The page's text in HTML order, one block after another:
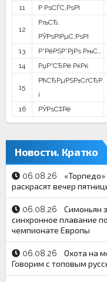
11
Р РѕСЃС‚РѕРІ
12
РљСЂ.
РЎРѕРІРµС‚РѕРІ
13 Р”РёРЅР°РјРѕ РњС…
14
РџР°СЂРё РќРќ
15
РћСЂРµРЅР±СѓСЂР
і
16 РЎРѕС‡Рё
Новости. Кратко
06.08.26
раскрасят вечер
06.08.26
Симоньян
синхронное плавание
чемпионате Европы
06.08.26
Охота на
Говорим с топовым